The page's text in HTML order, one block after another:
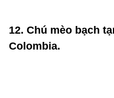
12. Chú mèo bạch
Colombia.